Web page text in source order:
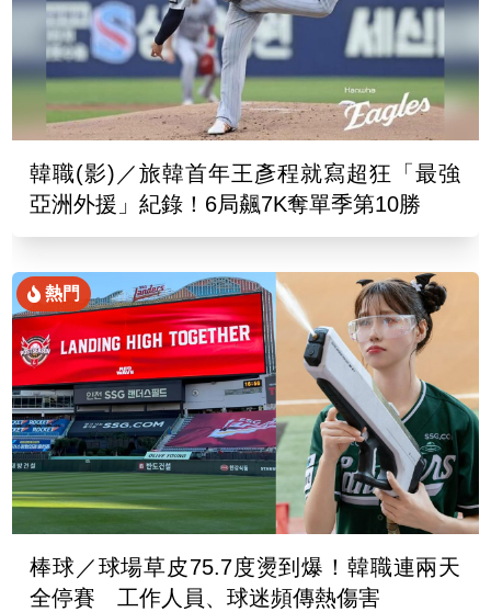
韓職(影)／旅韓首年王彥程就寫超狂「最強
亞洲外援」紀錄！6局飆7K奪單季第10勝
熱門
棒球／球場草皮75.7度燙到爆！韓職連兩天
全停賽 工作人員、球迷頻傳熱傷害